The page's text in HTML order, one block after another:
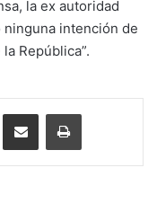
la ex autoridad
ninguna intención de
República”.
Enviar vía email Imprimir